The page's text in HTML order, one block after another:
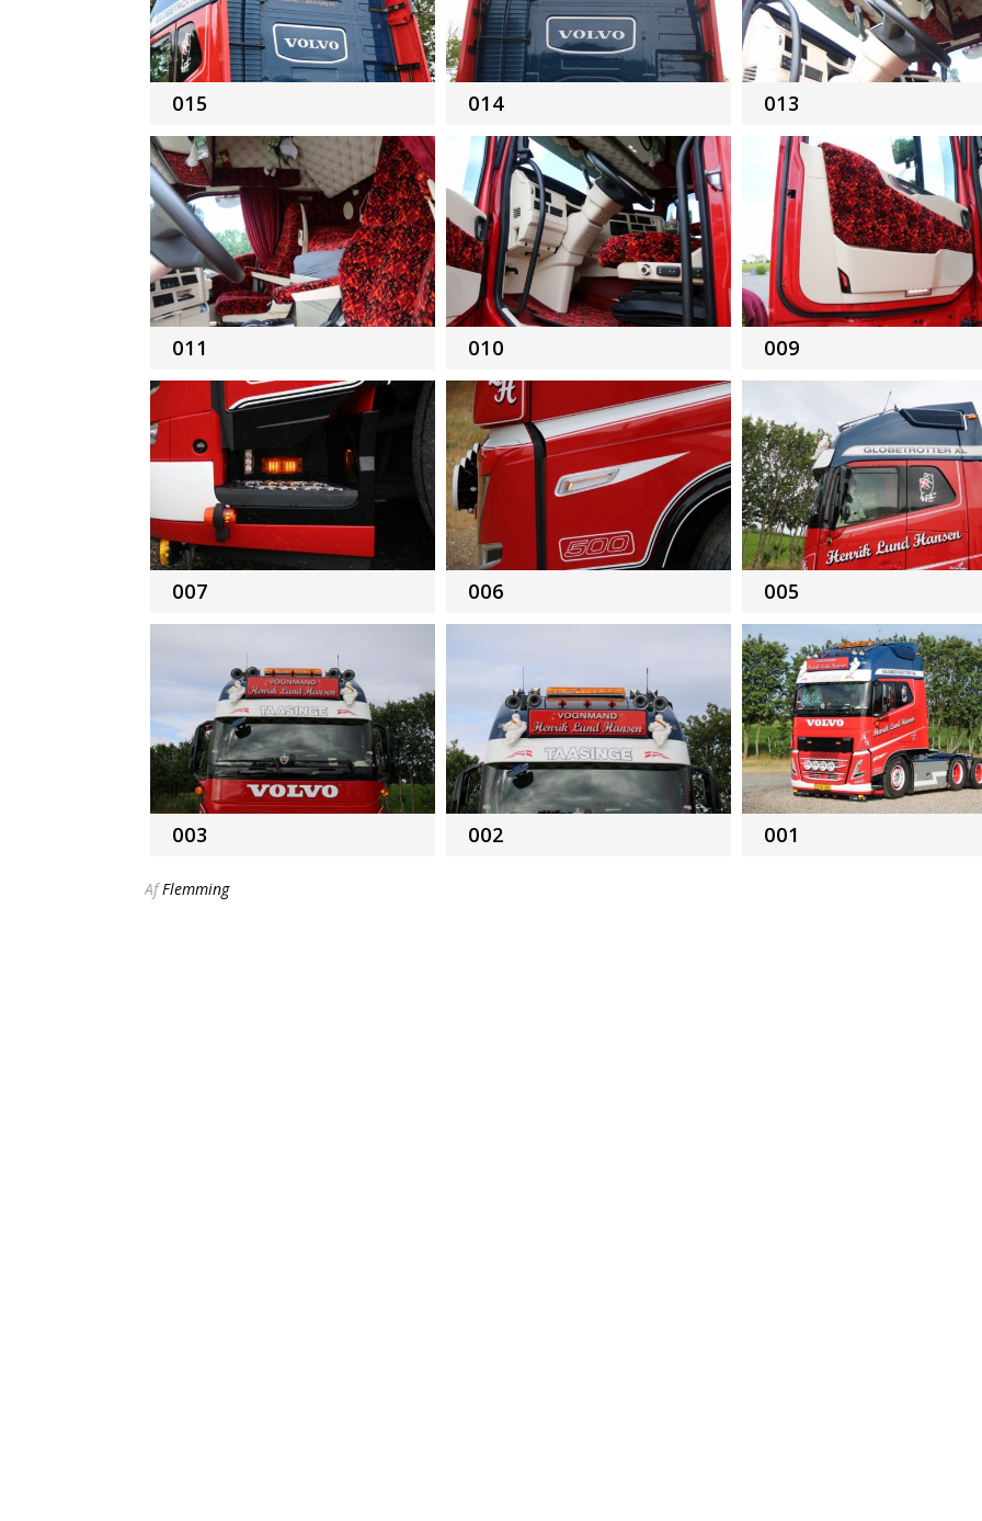
015
011
007
003
014
010
006
002
013
009
005
001
AfFlemming